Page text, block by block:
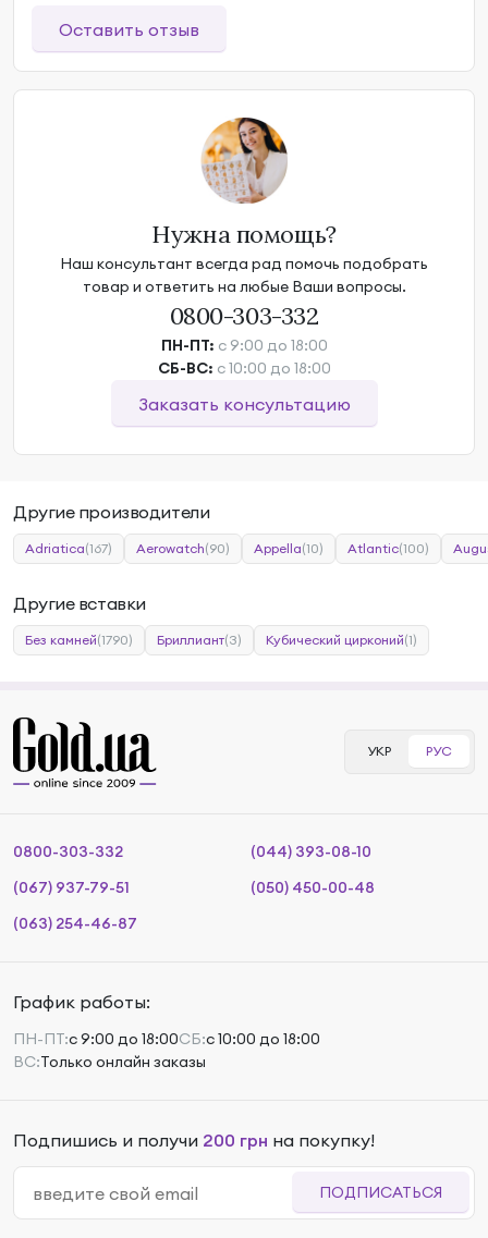
Оставить отзыв
Нужна помощь?
Наш консультант всегда рад помочь подобрать
товар и ответить на любые Ваши вопросы.
0800-303-332
ПН-ПТ: с 9:00 до 18:00
СБ-ВС: с 10:00 до 18:00
Заказать консультацию
Другие производители
Adriatica(167) Aerowatch(90) Appella(10) Atlantic(100)
Другие вставки
Без камней(1790) Бриллиант(3) Кубический цирконий(1)
УКР РУС
0800-303-332
(044) 393-08-10
(067) 937-79-51
(050) 450-00-48
(063) 254-46-87
График работы:
ПН-ПТ:с 9:00 до 18:00СБ:с 10:00 до 18:00
ВС:Только онлайн заказы
Подпишись и получи 200 грн на покупку!
ПОДПИСАТЬСЯ